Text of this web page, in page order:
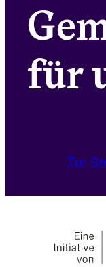
für
Zur